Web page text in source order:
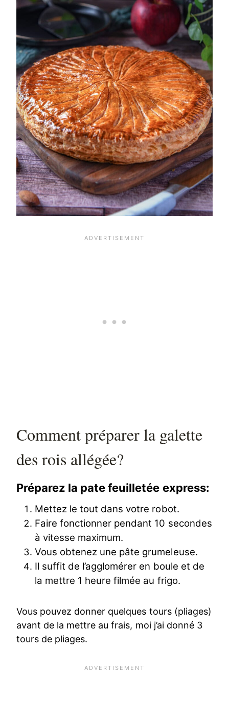
Comment préparer la galette
des rois allégée?
Préparez la pate feuilletée express:
Mettez le tout dans votre robot.
Faire fonctionner pendant 10 secondes
à vitesse maximum.
Vous obtenez une pâte grumeleuse.
Il suffit de l’agglomérer en boule et de
la mettre 1 heure filmée au frigo.
Vous pouvez donner quelques tours (pliages)
avant de la mettre au frais, moi j’ai donné 3
tours de pliages.